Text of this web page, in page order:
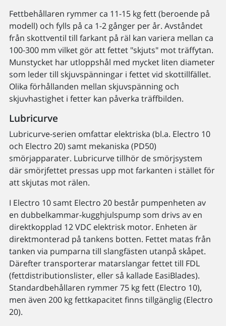
Fettbehållaren rymmer ca 11-15 kg fett (beroende på
modell) och fylls på ca 1-2 gånger per år. Avståndet
från skottventil till farkant på räl kan variera mellan ca
100-300 mm vilket gör att fettet "skjuts" mot träffytan.
Munstycket har utloppshål med mycket liten diameter
som leder till skjuvspänningar i fettet vid skottillfället.
Olika förhållanden mellan skjuvspänning och
skjuvhastighet i fetter kan påverka träffbilden.
Lubricurve
Lubricurve-serien omfattar elektriska (bl.a. Electro 10
och Electro 20) samt mekaniska (PD50)
smörjapparater. Lubricurve tillhör de smörjsystem
där smörjfettet pressas upp mot farkanten i stället för
att skjutas mot rälen.
I Electro 10 samt Electro 20 består pumpenheten av
en dubbelkammar-kugghjulspump som drivs av en
direktkopplad 12 VDC elektrisk motor. Enheten är
direktmonterad på tankens botten. Fettet matas från
tanken via pumparna till slangfästen utanpå skåpet.
Därefter transporterar matarslangar fettet till FDL
(fettdistributionslister, eller så kallade EasiBlades).
Standardbehållaren rymmer 75 kg fett (Electro 10),
men även 200 kg fettkapacitet finns tillgänglig (Electro
20).